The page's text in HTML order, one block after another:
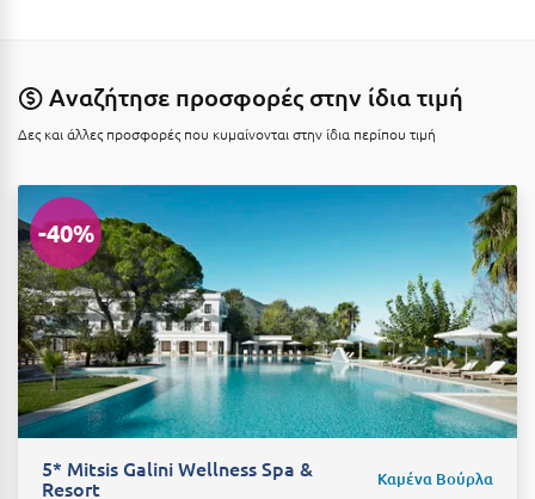
Κουφονήσια
Κρουαζιέρες
Κύθηρα
Κυλλήνη
Κύμη Ευβοίας
Κυπαρισσία
Κύπρος
Κως
Αναζήτησε προσφορές στην ίδια τιμή
Δες και άλλες προσφορές που κυμαίνονται στην ίδια περίπου τιμή
-40%
5* Mitsis Galini Wellness Spa &
Resort Καμένα Βούρλα